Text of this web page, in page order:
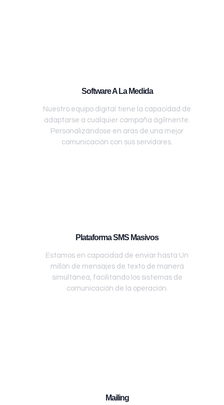
Software A La Medida
Nuestro equipo digital tiene la capacidad de
adaptarse a cualquier campaña ágilmente.
Personalizándose en aras de una mejor
comunicación con sus servidores.
Plataforma SMS Masivos
Estamos en capacidad de enviar hasta Un
millón de mensajes de texto de manera
simultánea, facilitando los sistemas de
comunicación de la operación.
Mailing